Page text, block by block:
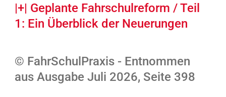
|+| Geplante Fahrschulreform / Teil
1: Ein Überblick der Neuerungen
© FahrSchulPraxis - Entnommen
aus Ausgabe Juli 2026, Seite 398